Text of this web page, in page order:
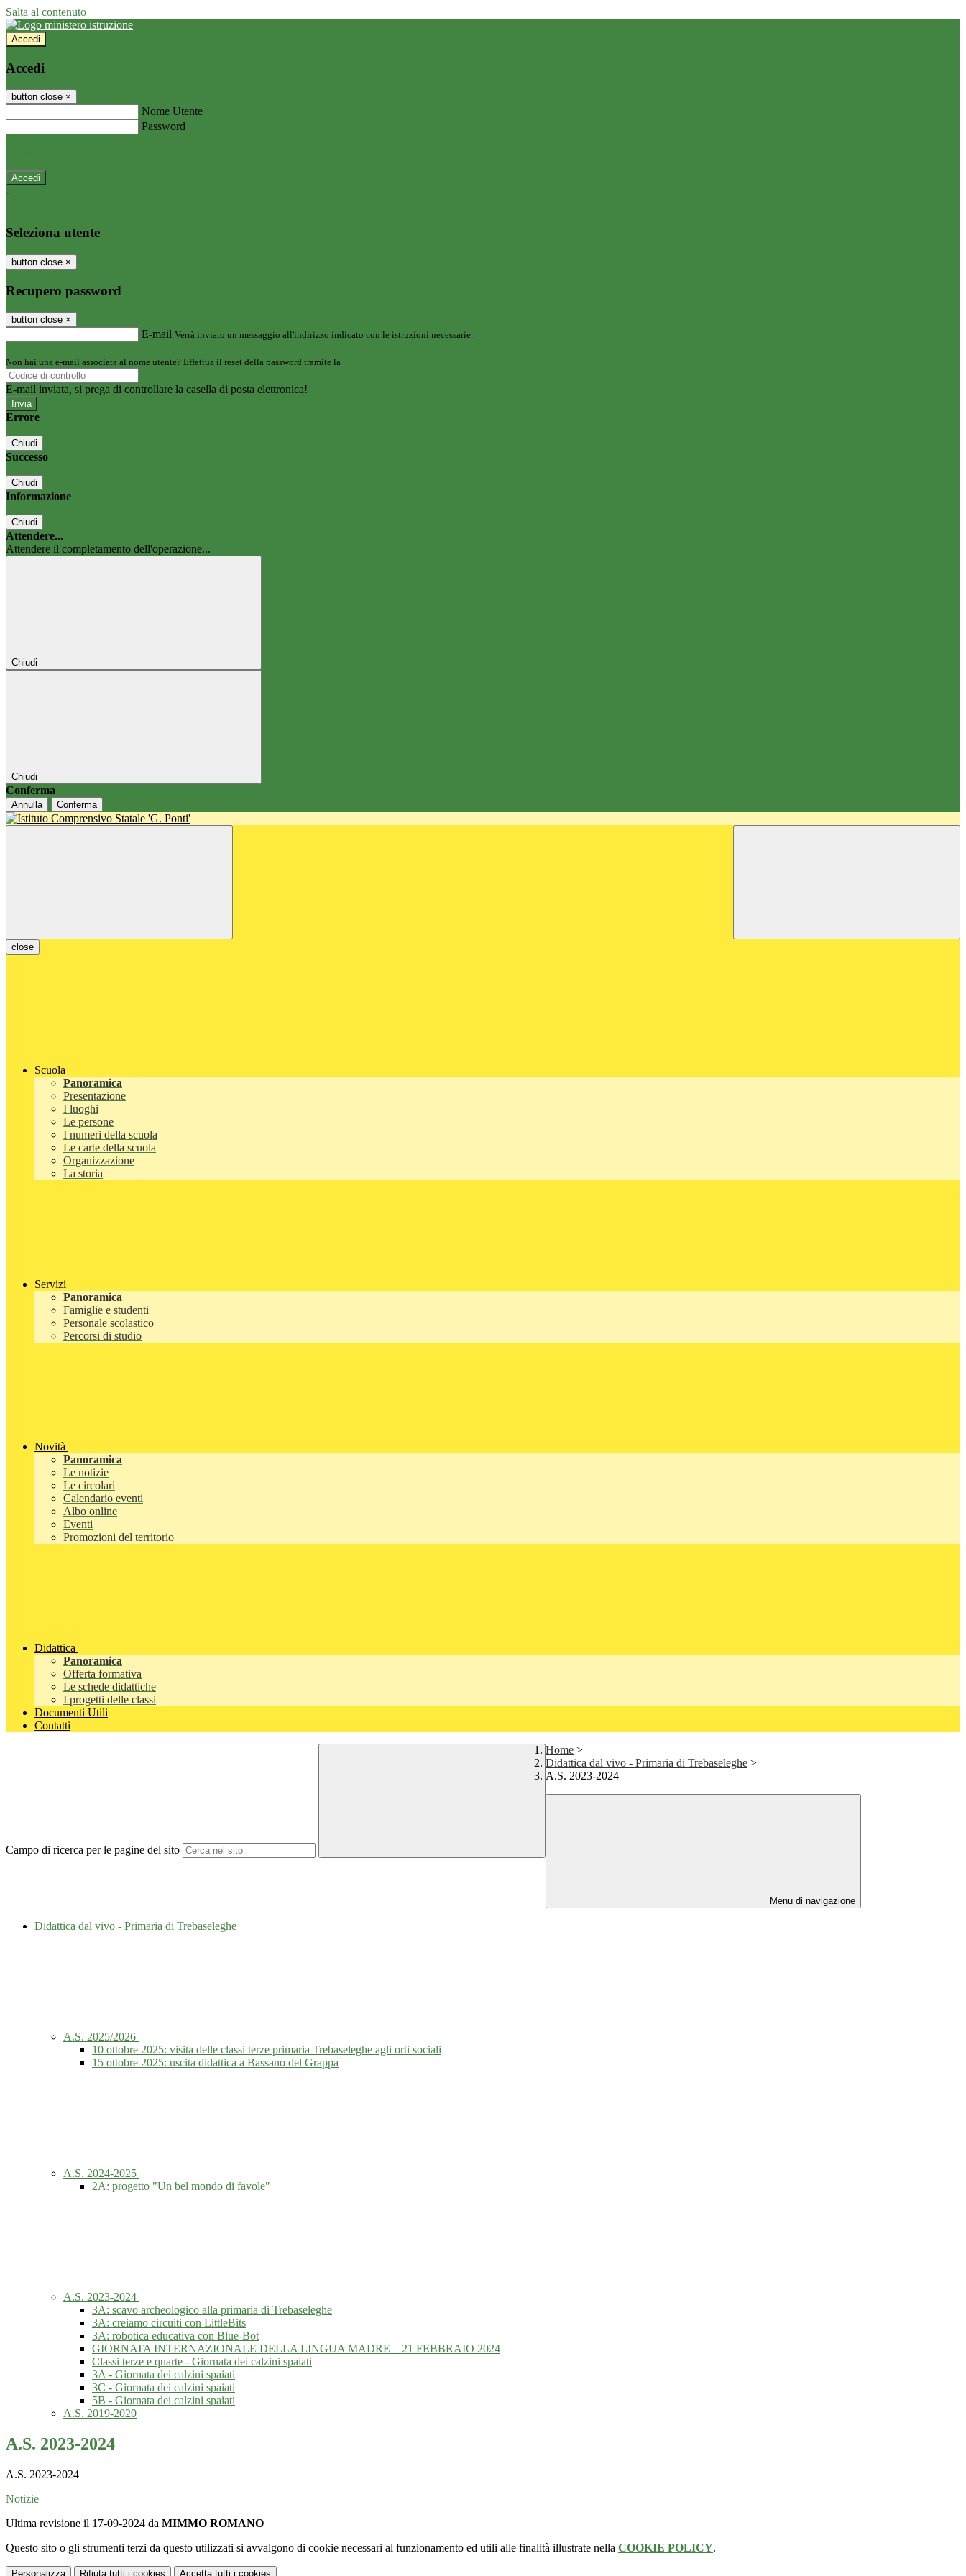
Salta al contenuto
Accedi
Accedi
button close ×
Nome Utente
Password
-
Seleziona utente
button close ×
Recupero password
button close ×
E-mail Verrà inviato un messaggio all'indirizzo indicato con le istruzioni necessarie.
Non hai una e-mail associata al nome utente? Effettua il reset della password tramite la
E-mail inviata, si prega di controllare la casella di posta elettronica!
Errore
Chiudi
Successo
Chiudi
Informazione
Chiudi
Attendere...
Attendere il completamento dell'operazione...
Chiudi
Chiudi
Conferma
Annulla Conferma
close
Scuola
Panoramica
Presentazione
I luoghi
Le persone
I numeri della scuola
Le carte della scuola
Organizzazione
La storia
Servizi
Panoramica
Famiglie e studenti
Personale scolastico
Percorsi di studio
Novità
Panoramica
Le notizie
Le circolari
Calendario eventi
Albo online
Eventi
Promozioni del territorio
Didattica
Panoramica
Offerta formativa
Le schede didattiche
I progetti delle classi
Documenti Utili
Contatti
Campo di ricerca per le pagine del sito
Home >
Didattica dal vivo - Primaria di Trebaseleghe >
A.S. 2023-2024
Menu di navigazione
Didattica dal vivo - Primaria di Trebaseleghe
A.S. 2025/2026
10 ottobre 2025: visita delle classi terze primaria Trebaseleghe agli orti sociali
15 ottobre 2025: uscita didattica a Bassano del Grappa
A.S. 2024-2025
2A: progetto "Un bel mondo di favole"
A.S. 2023-2024
3A: scavo archeologico alla primaria di Trebaseleghe
3A: creiamo circuiti con LittleBits
3A: robotica educativa con Blue-Bot
GIORNATA INTERNAZIONALE DELLA LINGUA MADRE – 21 FEBBRAIO 2024
Classi terze e quarte - Giornata dei calzini spaiati
3A - Giornata dei calzini spaiati
3C - Giornata dei calzini spaiati
5B - Giornata dei calzini spaiati
A.S. 2019-2020
A.S. 2023-2024
A.S. 2023-2024
Notizie
Ultima revisione il 17-09-2024 da MIMMO ROMANO
Questo sito o gli strumenti terzi da questo utilizzati si avvalgono di cookie necessari al funzionamento ed utili alle finalità illustrate nella COOKIE POLICY.
Personalizza Rifiuta tutti i cookies Accetta tutti i cookies